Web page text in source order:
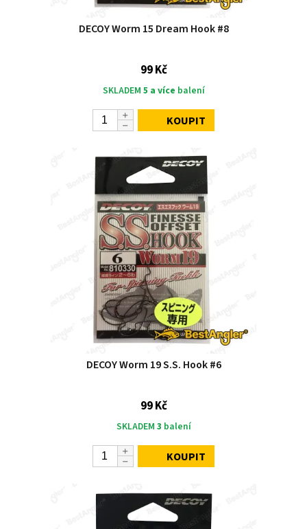
DECOY Worm 15 Dream Hook #8
99 Kč
SKLADEM 5 a více balení
KOUPIT
DECOY Worm 19 S.S. Hook #6
99 Kč
SKLADEM 3 balení
KOUPIT